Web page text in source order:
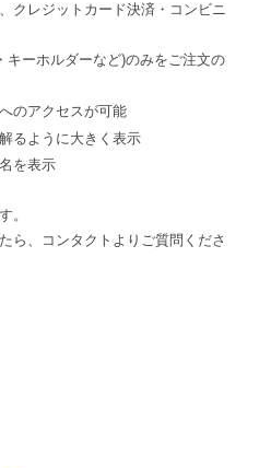
クレジットカード決済・コンビニ
キーホルダーなど)のみをご注文の
のアクセスが可能
るように大きく表示
を表示
。
ら、コンタクトよりご質問くださ